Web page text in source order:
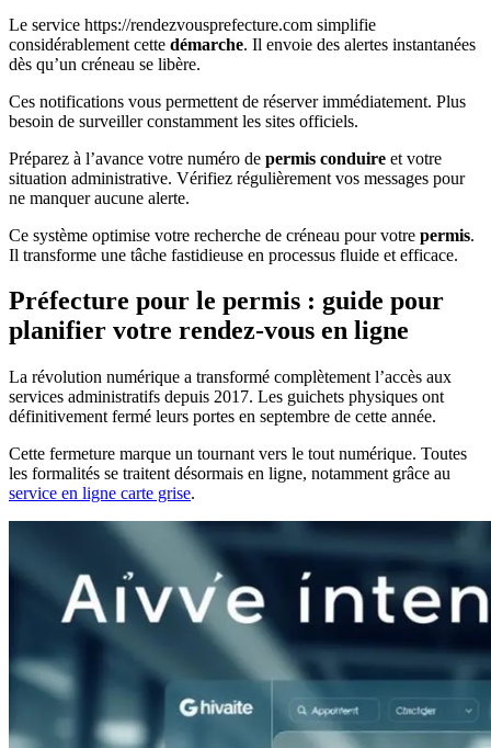
Le service https://rendezvousprefecture.com simplifie
considérablement cette démarche. Il envoie des alertes instantanées
dès qu’un créneau se libère.
Ces notifications vous permettent de réserver immédiatement. Plus
besoin de surveiller constamment les sites officiels.
Préparez à l’avance votre numéro de permis conduire et votre
situation administrative. Vérifiez régulièrement vos messages pour
ne manquer aucune alerte.
Ce système optimise votre recherche de créneau pour votre permis.
Il transforme une tâche fastidieuse en processus fluide et efficace.
Préfecture pour le permis : guide pour
planifier votre rendez-vous en ligne
La révolution numérique a transformé complètement l’accès aux
services administratifs depuis 2017. Les guichets physiques ont
définitivement fermé leurs portes en septembre de cette année.
Cette fermeture marque un tournant vers le tout numérique. Toutes
les formalités se traitent désormais en ligne, notamment grâce au
service en ligne carte grise.